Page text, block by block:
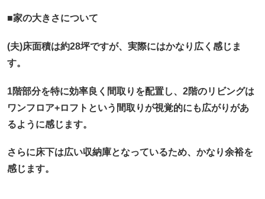
■家の大きさについて
(夫)床面積は約28坪ですが、実際にはかなり広く感じま
す。
1階部分を特に効率良く間取りを配置し、2階のリビングは
ワンフロア+ロフトという間取りが視覚的にも広がりがあ
るように感じます。
さらに床下は広い収納庫となっているため、かなり余裕を
感じます。